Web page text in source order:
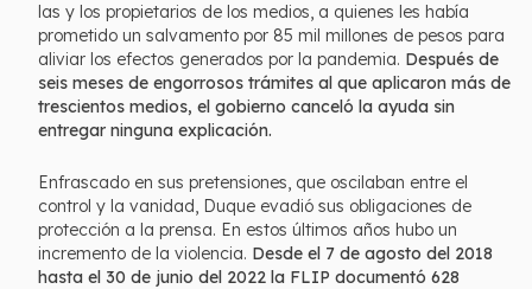
las y los propietarios de los medios, a quienes les había
prometido un salvamento por 85 mil millones de pesos para
aliviar los efectos generados por la pandemia. Después de
seis meses de engorrosos trámites al que aplicaron más de
trescientos medios, el gobierno canceló la ayuda sin
entregar ninguna explicación.
Enfrascado en sus pretensiones, que oscilaban entre el
control y la vanidad, Duque evadió sus obligaciones de
protección a la prensa. En estos últimos años hubo un
incremento de la violencia. Desde el 7 de agosto del 2018
hasta el 30 de junio del 2022 la FLIP documentó 628